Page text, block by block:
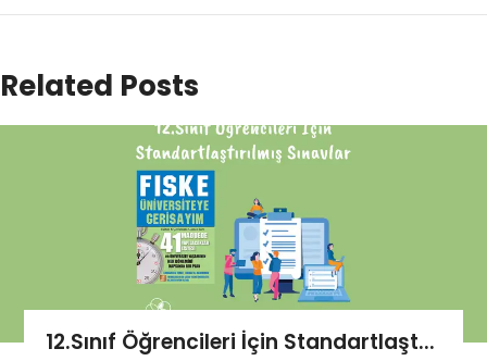
Related Posts
12.Sınıf Öğrencileri İçin Standartlaşt...